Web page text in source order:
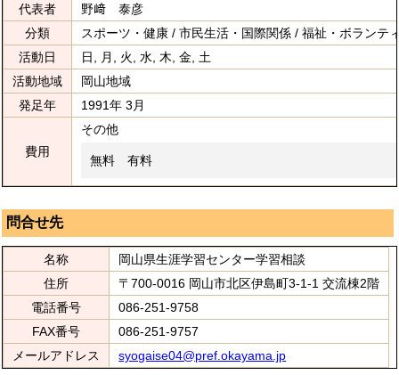
代表者
野﨑 泰彦
分類
スポーツ・健康 / 市民生活・国際関係 / 福祉・ボランテ
活動日
日, 月, 火, 水, 木, 金, 土
活動地域
岡山地域
発足年
1991年 3月
費用
その他
無料 有料
問合せ先
名称
岡山県生涯学習センター学習相談
住所
〒700-0016 岡山市北区伊島町3-1-1 交流棟2階
電話番号
086-251-9758
FAX番号
086-251-9757
メールアドレス
syogaise04@pref.okayama.jp